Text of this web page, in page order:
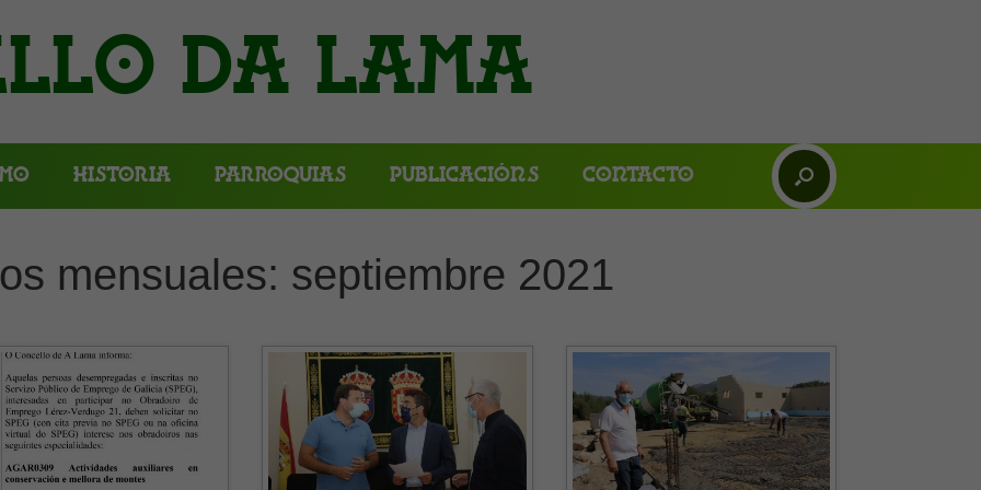
da Lama
Historia Parroquias Publicacións Contacto
mensuales: septiembre 2021